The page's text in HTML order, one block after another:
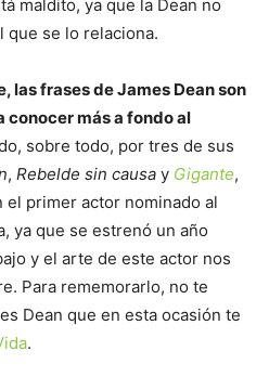
maldito, ya que la Dean no
que se lo relaciona.
las frases de James Dean son
conocer más a fondo al
sobre todo, por tres de sus
, Rebelde sin causa y Gigante,
primer actor nominado al
ya que se estrenó un año
y el arte de este actor nos
Para rememorarlo, no te
Dean que en esta ocasión te
.